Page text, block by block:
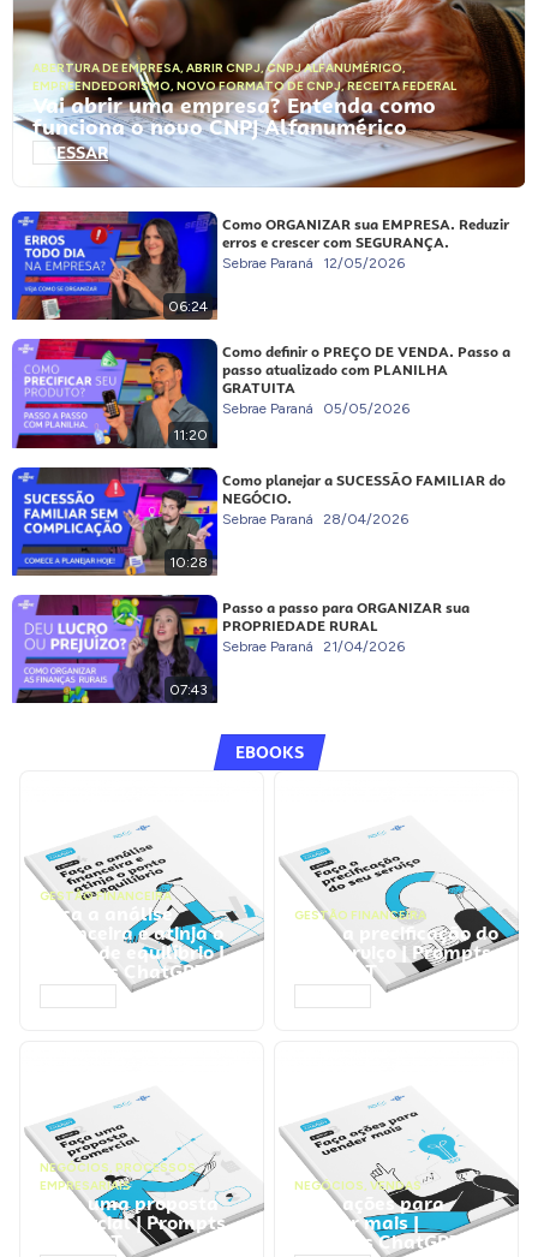
ABERTURA DE EMPRESA, ABRIR CNPJ,CNPJ ALFANUMÉRICO,
EMPREENDEDORISMO, NOVO FORMATO DE CNPJ,RECEITA FEDERAL
Vai abrir uma empresa? Entenda como
funciona o novo CNPJ Alfanumérico
ACESSAR
06:24
Como ORGANIZAR sua EMPRESA. Reduzir
erros e crescer com SEGURANÇA.
Sebrae Paraná 12/05/2026
11:20
Como definir o PREÇO DE VENDA. Passo a
passo atualizado com PLANILHA
GRATUITA
Sebrae Paraná 05/05/2026
10:28
Como planejar a SUCESSÃO FAMILIAR do
NEGÓCIO.
Sebrae Paraná 28/04/2026
07:43
Passo a passo para ORGANIZAR sua
PROPRIEDADE RURAL
Sebrae Paraná 21/04/2026
EBOOKS
GESTÃO FINANCEIRA
Faça a análise
financeira e atinja o
ponto de equilíbrio |
Prompts ChatGPT
GESTÃO FINANCEIRA
Faça a precificação do
seu serviço | Prompts
ChatGPT
NEGÓCIOS, PROCESSOS
EMPRESARIAIS
Faça uma proposta
comercial | Prompts
ChatGPT
NEGÓCIOS, VENDAS
Faça ações para
vender mais |
Prompts ChatGPT